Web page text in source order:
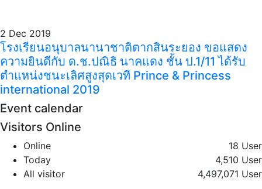
2 Dec 2019
โรงเรียนอนุบาลนานาชาติตากสินระยอง ขอแสดง
ความยินดีกับ ด.ช.ปณิธิ นาคแดง ชั้น ป.1/11 ได้รับ
ตำแหน่งชนะเลิศสูงสุดเวที Prince & Princess
international 2019
Event calendar
Visitors Online
Online
18 User
Today
4,510 User
All visitor
4,497,071 User